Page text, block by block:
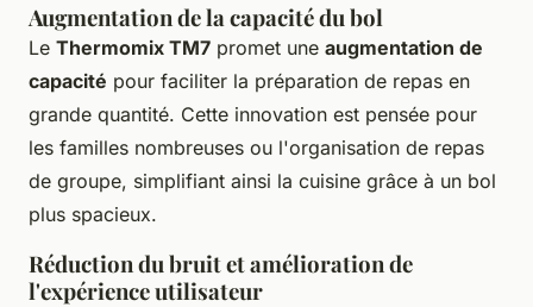
Augmentation de la capacité du bol
Le Thermomix TM7 promet une augmentation de
capacité pour faciliter la préparation de repas en
grande quantité. Cette innovation est pensée pour
les familles nombreuses ou l'organisation de repas
de groupe, simplifiant ainsi la cuisine grâce à un bol
plus spacieux.
Réduction du bruit et amélioration de
l'expérience utilisateur